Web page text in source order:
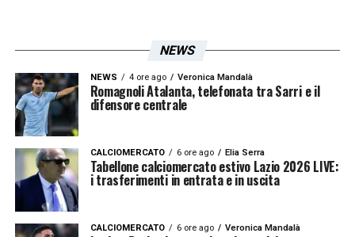
NEWS
NEWS 4 ore ago Veronica Mandalà
Romagnoli Atalanta, telefonata tra Sarri e il
difensore centrale
CALCIOMERCATO 6 ore ago Elia Serra
Tabellone calciomercato estivo Lazio 2026 LIVE:
i trasferimenti in entrata e in uscita
CALCIOMERCATO 6 ore ago Veronica Mandalà